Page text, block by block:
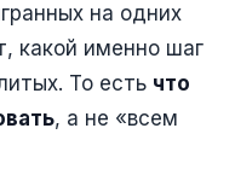
на одних
какой именно шаг
То есть что
, а не «всем